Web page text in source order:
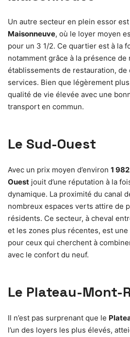
Un autre secteur en plein essor est
Maisonneuve, où le loyer moyen
pour un 3 1/2. Ce quartier est à la
notamment grâce à la présence de
établissements de restauration,
services. Bien que légèrement
qualité de vie élevée avec une
transport en commun.
Le Sud-Ouest
Avec un prix moyen d’environ 1
Ouest jouit d’une réputation à la
dynamique. La proximité du canal
nombreux espaces verts attire de
résidents. Ce secteur, à cheval
et les zones plus récentes, est
pour ceux qui cherchent à
avec le confort du neuf.
Le Plateau-Mont-
Il n’est pas surprenant que le
l’un des loyers les plus élevés,